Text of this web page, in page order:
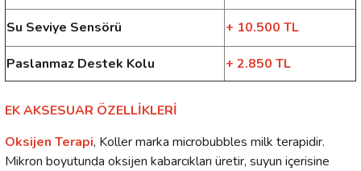
Su Seviye Sensörü + 10.500 TL
Paslanmaz Destek Kolu + 2.850 TL
EK AKSESUAR ÖZELLİKLERİ
Oksijen Terapi, Koller marka microbubbles milk terapidir.
Mikron boyutunda oksijen kabarcıkları üretir, suyun içerisine